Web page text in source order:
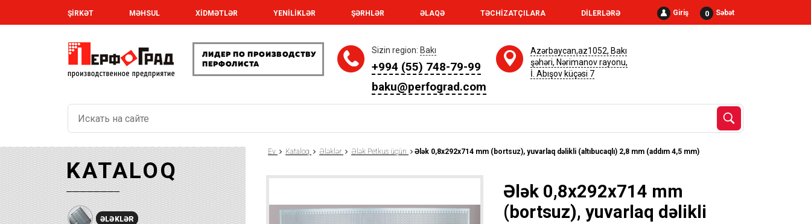
Giriş 0 Səbət
ŞİRKƏT MƏHSUL XİDMƏTLƏR YENİLİKLƏR ŞƏRHLƏR ƏLAQƏ TƏCHİZATÇILARA DİLERLƏRƏ
Sizin region: Bakı
+994 (55) 748-79-99
baku@perfograd.com
Azərbaycan,az1052, Bakı
şəhəri, Nərimanov rayonu,
İ. Abışov küçəsi 7
KATALOQ
ƏLƏKLƏR
Ev Kataloq Ələklər Ələk Petkus üçün Ələk 0,8x292x714 mm (bortsuz), yuvarlaq dəlikli (altıbucaqlı) 2,8 mm (addım 4,5 mm)
Ələk 0,8x292x714 mm
(bortsuz), yuvarlaq dəlikli